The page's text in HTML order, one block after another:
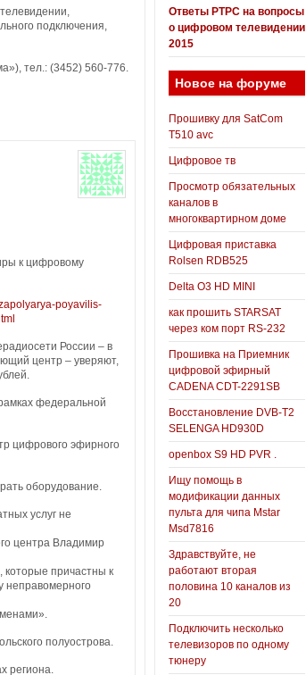
подключения,
тел.: (3452) 560-776.
к цифровому
poyavilis-
России – в
центр – уверяют,
федеральной
цифрового эфирного
оборудование.
услуг не
центра Владимир
которые причастны к
неправомерного
полуострова.
региона.
Ответы РТРС на вопросы
о цифровом телевидении
2015
Новое на форуме
Прошивку для SatCom
T510 avc
Цифровое тв
Просмотр обязательных
каналов в
многоквартирном доме
Цифровая приставка
Rolsen RDB525
Delta O3 HD MINI
как прошить STARSAT
через ком порт RS-232
Прошивка на Приемник
цифровой эфирный
CADENA CDT-2291SB
Восстановление DVB-T2
SELENGA HD930D
openbox S9 HD PVR .
Ищу помощь в
модификации данных
пульта для чипа Mstar
Msd7816
Здравствуйте, не
работают вторая
половина 10 каналов из
20
Подключить несколько
телевизоров по одному
тюнеру